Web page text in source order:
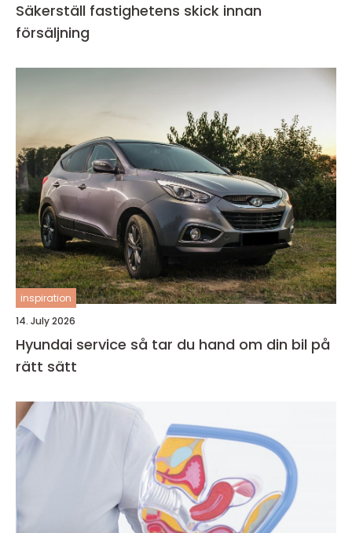
Säkerställ fastighetens skick innan
försäljning
inspiration
14. July 2026
Hyundai service så tar du hand om din bil på
rätt sätt